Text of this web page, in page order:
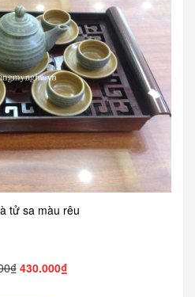
tử sa màu rêu
430.000₫